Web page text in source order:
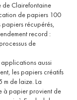
de Clairefontaine
de papiers 100
récupérés,
record :
de
aussi
les papiers créatifs
m de laize. La
à papier provient de